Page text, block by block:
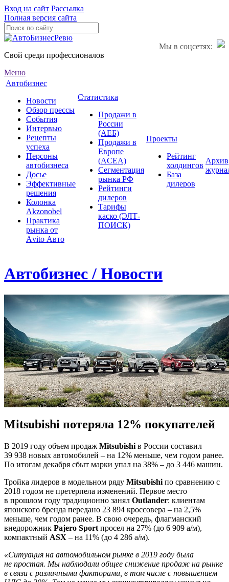
Вход на сайт Рассылка
Полная версия сайта
Мы в соцсетях:
Свой среди профессионалов
Меню
Автобизнес
Новости
Обзор прессы
События
Интервью
Рецепты
успеха
Персоны
автобизнеса
Досье
Эффективные
решения
Колонка
Akzonobel
Практика
рынка от
Аvito Авто
Статистика
Продажи в
России
(АЕБ)
Продажи в
Европе
(ACEA)
Сегментация
рынка РФ
Рейтинги
дилеров
Тарифы
каско (ЭЛТ-
ПОИСК)
Проекты
Рейтинг
холдингов
База
дилеров
Архив
Автобизнес / Новости
Mitsubishi потеряла 12% покупателей
В 2019 году объем продаж Mitsubishi в России составил
39 938 новых автомобилей – на 12% меньше, чем годом ранее.
По итогам декабря сбыт марки упал на 38% – до 3 446 машин.
Тройка лидеров в модельном ряду Mitsubishi по сравнению с
2018 годом не претерпела изменений. Первое место
в прошлом году традиционно занял Outlander: клиентам
японского бренда передано 23 894 кроссовера – на 2,5%
меньше, чем годом ранее. В свою очередь, флагманский
внедорожник Pajero Sport просел на 27% (до 6 909 а/м),
компактный ASX – на 11% (до 4 286 а/м).
«Ситуация на автомобильном рынке в 2019 году была
не простая. Мы наблюдали общее снижение продаж на рынке
в связи с различными факторами, в том числе с повышением